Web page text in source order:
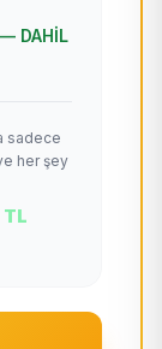
DAHİL
sadece
her şey